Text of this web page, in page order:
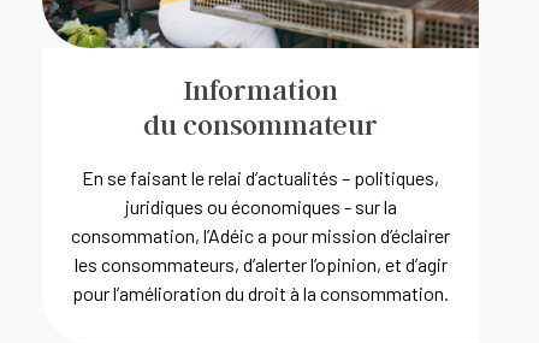
Information
du consommateur
En se faisant le relai d’actualités – politiques,
juridiques ou économiques - sur la
consommation, l’Adéic a pour mission d’éclairer
les consommateurs, d’alerter l’opinion, et d’agir
pour l’amélioration du droit à la consommation.